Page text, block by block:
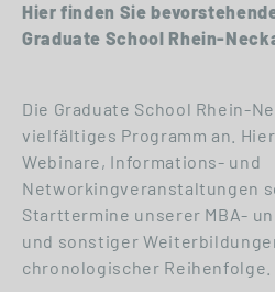
Hier finden Sie
Graduate School Rhein-
Die Graduate School Rhein-
vielfältiges Programm an.
Webinare, Informations- und
Networkingveranstaltungen
Starttermine unserer MBA-
und sonstiger
chronologischer Reihenfolge.